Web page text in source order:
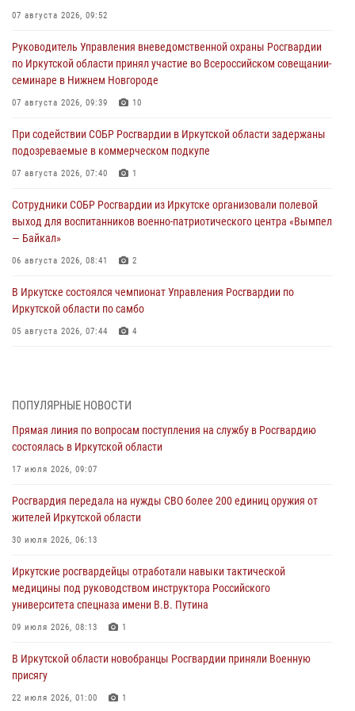
07 августа 2026, 09:52
Руководитель Управления вневедомственной охраны Росгвардии
по Иркутской области принял участие во Всероссийском совещании-
семинаре в Нижнем Новгороде
07 августа 2026, 09:39 10
При содействии СОБР Росгвардии в Иркутской области задержаны
подозреваемые в коммерческом подкупе
07 августа 2026, 07:40 1
Сотрудники СОБР Росгвардии из Иркутске организовали полевой
выход для воспитанников военно-патриотического центра «Вымпел
— Байкал»
06 августа 2026, 08:41 2
В Иркутске состоялся чемпионат Управления Росгвардии по
Иркутской области по самбо
05 августа 2026, 07:44 4
04 августа 2026, 07:14 3
Росгвардейцы потушили загоревшийся автомобиль в Иркутске
03 августа 2026, 04:55
Дню Воздушно-десантных войск в Иркутской области
03 августа 2026, 03:32
сердца к сердцу» (видео)
31 июля 2026, 04:37
Сотрудники Росгвардии нашли и вернули родственникам
30 июля 2026, 07:37
ПОПУЛЯРНЫЕ НОВОСТИ
Прямая линия по вопросам поступления на службу в Росгвардию
состоялась в Иркутской области
17 июля 2026, 09:07
Росгвардия передала на нужды СВО более 200 единиц оружия от
жителей Иркутской области
30 июля 2026, 06:13
Иркутские росгвардейцы отработали навыки тактической
медицины под руководством инструктора Российского
университета спецназа имени В.В. Путина
09 июля 2026, 08:13 1
В Иркутской области новобранцы Росгвардии приняли Военную
присягу
22 июля 2026, 01:00 1